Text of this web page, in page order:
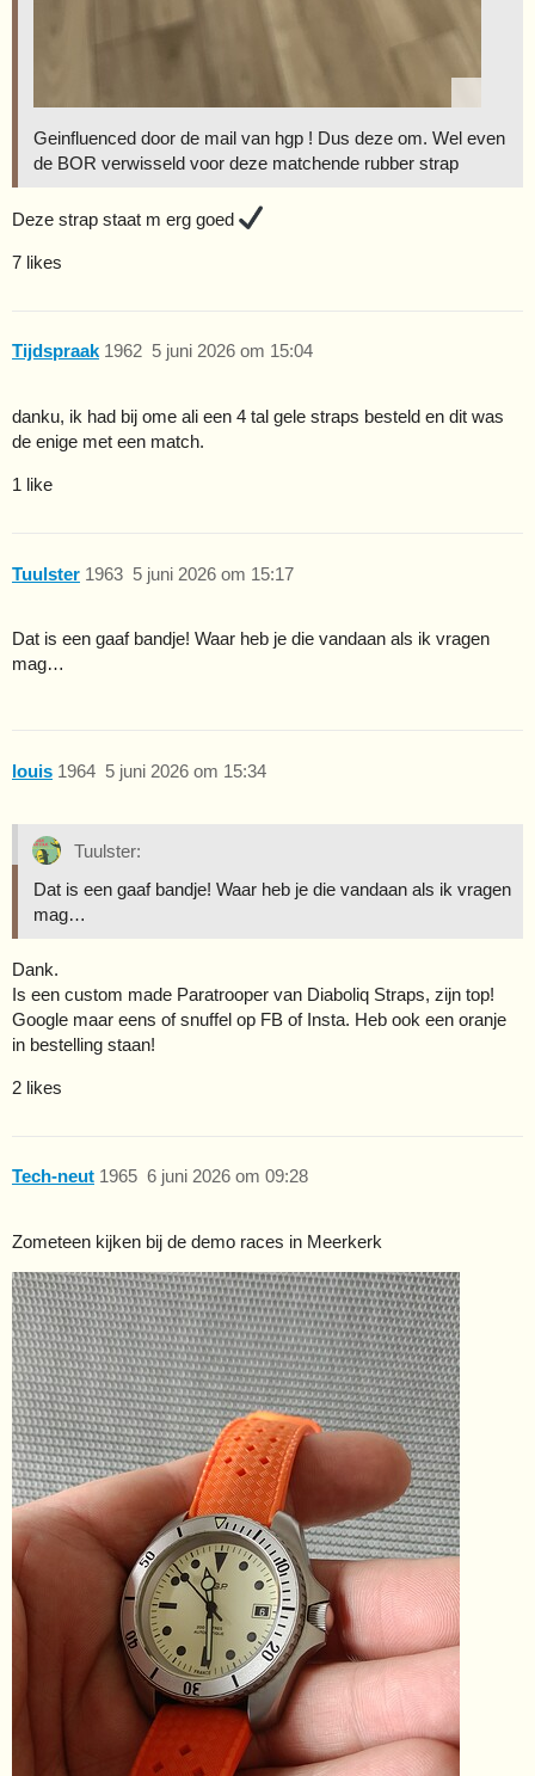
Geinfluenced door de mail van hgp ! Dus deze om. Wel even
de BOR verwisseld voor deze matchende rubber strap
Deze strap staat m erg goed
7 likes
Tijdspraak 5 juni 2026 om 15:04
1962
danku, ik had bij ome ali een 4 tal gele straps besteld en dit was
de enige met een match.
1 like
Tuulster 5 juni 2026 om 15:17
1963
Dat is een gaaf bandje! Waar heb je die vandaan als ik vragen
mag…
louis 5 juni 2026 om 15:34
1964
Tuulster:
Dat is een gaaf bandje! Waar heb je die vandaan als ik vragen
mag…
Dank.
Is een custom made Paratrooper van Diaboliq Straps, zijn top!
Google maar eens of snuffel op FB of Insta. Heb ook een oranje
in bestelling staan!
2 likes
Tech-neut 6 juni 2026 om 09:28
1965
Zometeen kijken bij de demo races in Meerkerk